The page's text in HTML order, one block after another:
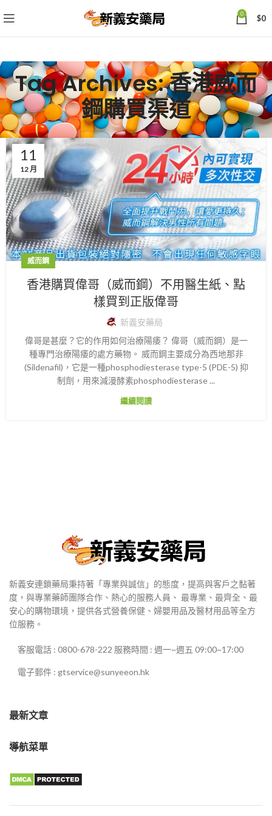
0 $0
Tag Archives: 香港威而
鋼購買渠道
11
12 月
威而鋼
香港購買偉哥（威而鋼）不用醫生紙、點
樣買到正版偉哥
新義安藥局
偉哥是甚麼？它的作用如何治療陽痿？ 偉哥（威而鋼）是一
種專門治療陽痿的處方藥物。 威而鋼主要成分為西地那非
(Sildenafil)，它是一種phosphodiesterase type-5 (PDE-5) 抑
制劑，用來減漫酵素phosphodiesterase ...
繼續閱讀
新義安連鎖藥局秉持著「專業與誠信」的態度，提高與客戶之黏著
度，與專業藥師團隊合作、熱心的服務人員、 最專業、最齊全、最
安心的購物環境，提供各式營養保健、婦嬰用品及醫材用品等全方
位服務。
客服電話 : 0800-678-222 服務時間 : 週一~週五 09:00~17:00
電子郵件 : gtservice@sunyeeon.hk
最新文章
導航菜單